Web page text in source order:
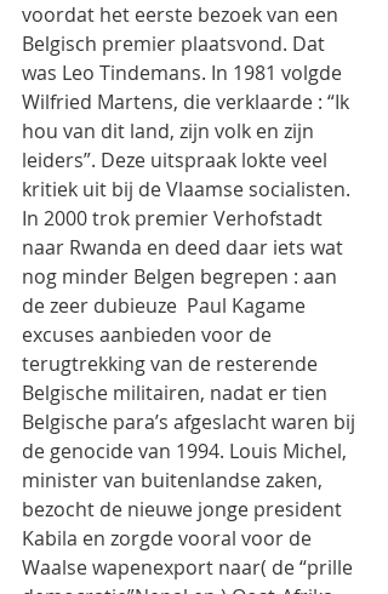
voordat het eerste bezoek van een
Belgisch premier plaatsvond. Dat
was Leo Tindemans. In 1981 volgde
Wilfried Martens, die verklaarde : “Ik
hou van dit land, zijn volk en zijn
leiders”. Deze uitspraak lokte veel
kritiek uit bij de Vlaamse socialisten.
In 2000 trok premier Verhofstadt
naar Rwanda en deed daar iets wat
nog minder Belgen begrepen : aan
de zeer dubieuze  Paul Kagame
excuses aanbieden voor de
terugtrekking van de resterende
Belgische militairen, nadat er tien
Belgische para’s afgeslacht waren bij
de genocide van 1994. Louis Michel,
minister van buitenlandse zaken,
bezocht de nieuwe jonge president
Kabila en zorgde vooral voor de
Waalse wapenexport naar( de “prille